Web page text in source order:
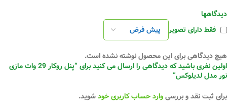
دیدگاهها
فقط دارای تصویر
هیچ دیدگاهی برای این محصول نوشته نشده است.
اولین نفری باشید که دیدگاهی را ارسال می کنید برای “پنل روکار 29 وات مازی
نور مدل لدیلوکس”
برای ثبت نقد و بررسیوارد حساب کاربری خودشوید.